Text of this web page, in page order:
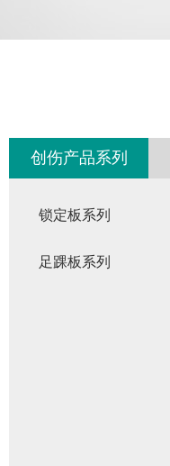
创伤产品系列
锁定板系列
足踝板系列